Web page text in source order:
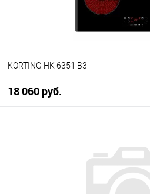
KORTING HK 6351 B3
18 060 руб.